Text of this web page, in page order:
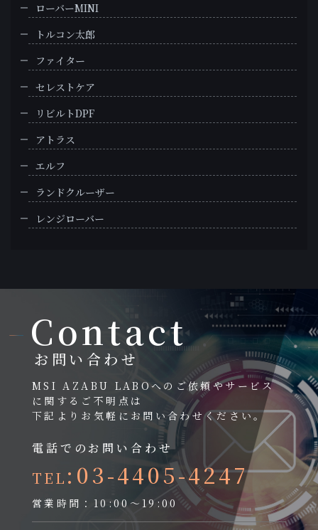
ローバーMINI
トルコン太郎
ファイター
セレストケア
リビルトDPF
アトラス
エルフ
ランドクルーザー
レンジローバー
Contact
お問い合わせ
MSI AZABU LABOへのご依頼やサービス
に関するご不明点は
下記よりお気軽にお問い合わせください。
電話でのお問い合わせ
TEL :03-4405-4247
営業時間：10:00～19:00